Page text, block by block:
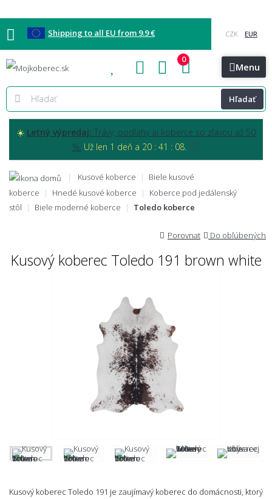
Shipping to all EU from 9.9 €
Blog Kontakt Menu
Hľadať
0
☀️ Letný výpredaj: Trávy, podlahy aj koberce so zľavou až 50
%. Už len 1 deň a 20 : 41 : 07. ⏰
Kusové koberce
Biele kusové
koberce
Hnedé kusové koberce
Koberce pod jedálenský
stôl
Biele moderné koberce Toledo koberce
Porovnat Do obľúbených
Kusový koberec Toledo 191 brown white
Kusový koberec Toledo 191 je zaujímavý koberec do domácnosti, ktorý